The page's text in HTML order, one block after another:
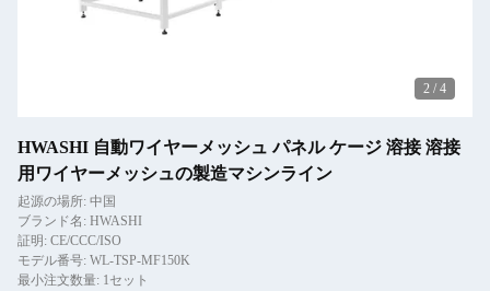
2 / 4
HWASHI 自動ワイヤーメッシュ パネル ケージ 溶接 溶接
用ワイヤーメッシュの製造マシンライン
起源の場所: 中国
ブランド名: HWASHI
証明: CE/CCC/ISO
モデル番号: WL-TSP-MF150K
最小注文数量: 1セット